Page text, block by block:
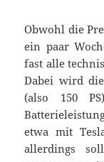
Obwohl die
ein paar
fast alle
Dabei wird
(also 150
etwa mit
allerdings